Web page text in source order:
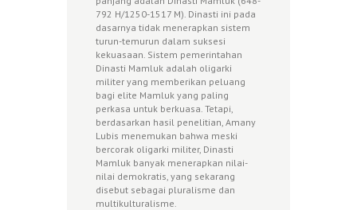
792 H/1250-1517 M). Dinasti ini pada
dasarnya tidak menerapkan sistem
turun-temurun dalam suksesi
kekuasaan. Sistem pemerintahan
Dinasti Mamluk adalah oligarki
militer yang memberikan peluang
bagi elite Mamluk yang paling
perkasa untuk berkuasa. Tetapi,
berdasarkan hasil penelitian, Amany
Lubis menemukan bahwa meski
bercorak oligarki militer, Dinasti
Mamluk banyak menerapkan nilai-
nilai demokratis, yang sekarang
disebut sebagai pluralisme dan
multikulturalisme.